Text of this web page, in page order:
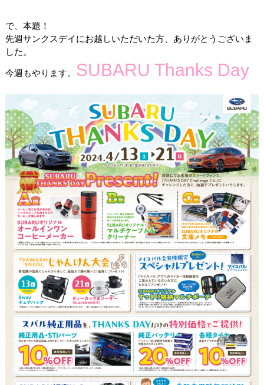
で、本題！
先週サンクスデイにお越しいただいた方、ありがとうございま
した。
今週もやります。 SUBARU Thanks Day